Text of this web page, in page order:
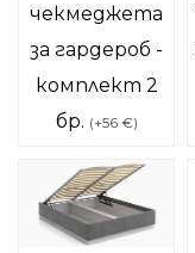
чекмеджета
за гардероб -
комплект 2
бр. (+56 €)